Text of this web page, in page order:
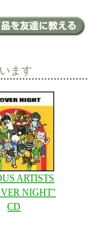
ます
ARTISTS
NIGHT"
CD